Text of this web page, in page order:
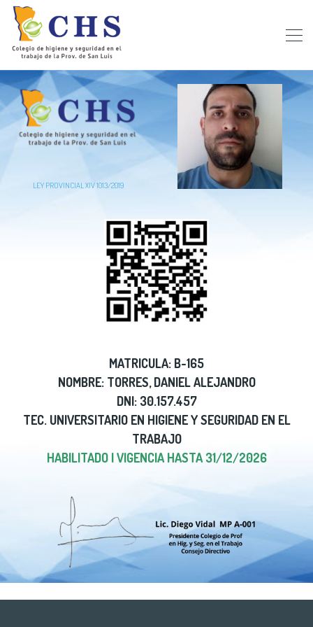
LEY PROVINCIAL XIV 1013/2019
MATRICULA: B-165
NOMBRE: TORRES, DANIEL ALEJANDRO
DNI: 30.157.457
TEC. UNIVERSITARIO EN HIGIENE Y SEGURIDAD EN EL
TRABAJO
HABILITADO | VIGENCIA HASTA 31/12/2026